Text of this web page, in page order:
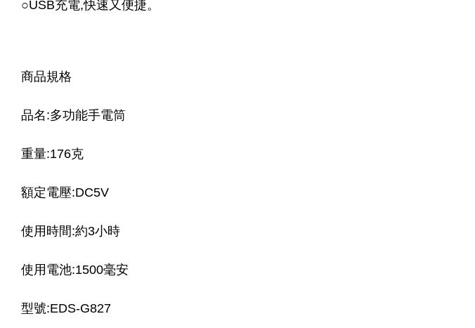
○USB充電,快速又便捷。
商品規格
品名:多功能手電筒
重量:176克
額定電壓:DC5V
使用時間:約3小時
使用電池:1500毫安
型號:EDS-G827